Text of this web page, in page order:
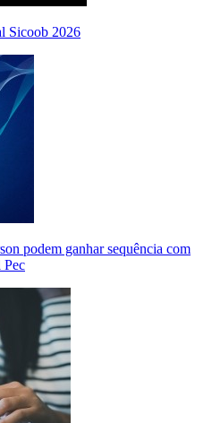
Sicoob 2026
podem ganhar sequência com
Pec